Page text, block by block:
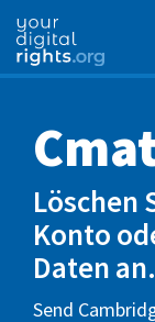
Löschen
Konto
Daten an.
Send